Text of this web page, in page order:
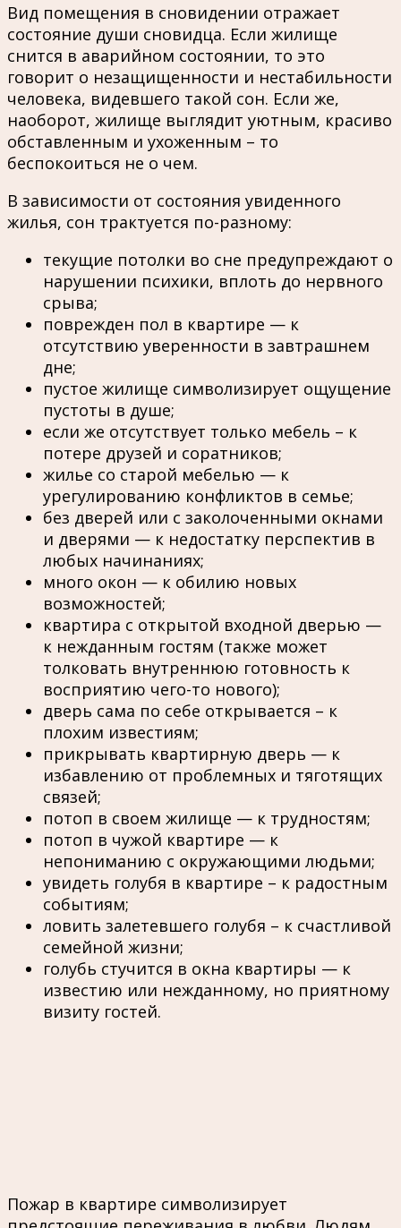
Вид помещения в сновидении отражает
состояние души сновидца. Если жилище
снится в аварийном состоянии, то это
говорит о незащищенности и нестабильности
человека, видевшего такой сон. Если же,
наоборот, жилище выглядит уютным, красиво
обставленным и ухоженным – то
беспокоиться не о чем.
В зависимости от состояния увиденного
жилья, сон трактуется по-разному:
текущие потолки во сне предупреждают о
нарушении психики, вплоть до нервного
срыва;
поврежден пол в квартире — к
отсутствию уверенности в завтрашнем
дне;
пустое жилище символизирует ощущение
пустоты в душе;
если же отсутствует только мебель – к
потере друзей и соратников;
жилье со старой мебелью — к
урегулированию конфликтов в семье;
без дверей или с заколоченными окнами
и дверями — к недостатку перспектив в
любых начинаниях;
много окон — к обилию новых
возможностей;
квартира с открытой входной дверью —
к нежданным гостям (также может
толковать внутреннюю готовность к
восприятию чего-то нового);
дверь сама по себе открывается – к
плохим известиям;
прикрывать квартирную дверь — к
избавлению от проблемных и тяготящих
связей;
потоп в своем жилище — к трудностям;
потоп в чужой квартире — к
непониманию с окружающими людьми;
увидеть голубя в квартире – к радостным
событиям;
ловить залетевшего голубя – к счастливой
семейной жизни;
голубь стучится в окна квартиры — к
известию или нежданному, но приятному
визиту гостей.
Пожар в квартире символизирует